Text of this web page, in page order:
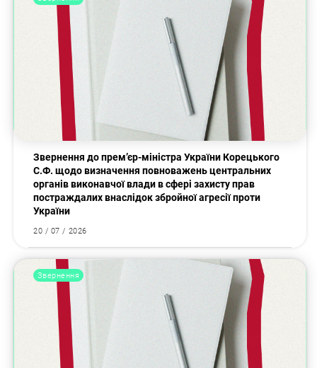
Звернення до прем’єр-міністра України Корецького
С.Ф. щодо визначення повноважень центральних
органів виконавчої влади в сфері захисту прав
постраждалих внаслідок збройної агресії проти
України
20 / 07 / 2026
Звернення